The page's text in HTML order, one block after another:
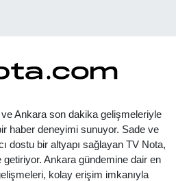
Ankara son dakika gelişmeleriyle
haber deneyimi sunuyor. Sade ve
dostu bir altyapı sağlayan TV Nota,
getiriyor. Ankara gündemine dair en
kolay erişim imkanıyla